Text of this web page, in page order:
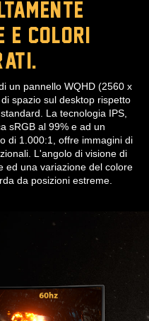
e colori
un pannello WQHD (2560 x
spazio sul desktop rispetto
La tecnologia IPS,
sRGB al 99% e ad un
di 1.000:1, offre immagini di
L'angolo di visione di
ed una variazione del colore
da posizioni estreme.